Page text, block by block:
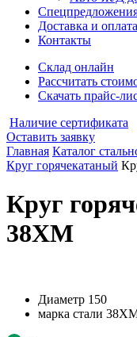
Доставка и оплата
Контакты
Склад онлайн
Рассчитать
Скачать прайс-
Наличие сертификата
Оставить заявку
Главная Каталог
Круг горячекатаный
Круг
38ХМ
Диаметр 150
марка стали